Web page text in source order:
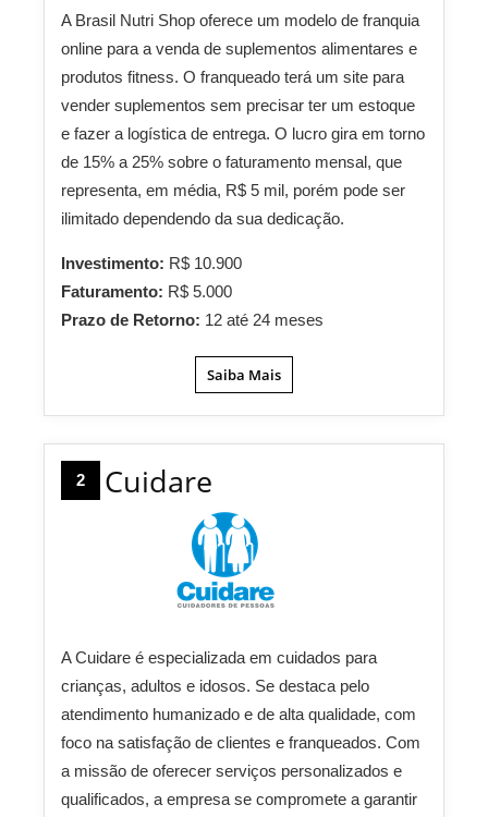
A Brasil Nutri Shop oferece um modelo de franquia
online para a venda de suplementos alimentares e
produtos fitness. O franqueado terá um site para
vender suplementos sem precisar ter um estoque
e fazer a logística de entrega. O lucro gira em torno
de 15% a 25% sobre o faturamento mensal, que
representa, em média, R$ 5 mil, porém pode ser
ilimitado dependendo da sua dedicação.
Investimento: R$ 10.900
Faturamento: R$ 5.000
Prazo de Retorno: 12 até 24 meses
Saiba Mais
2 Cuidare
A Cuidare é especializada em cuidados para
crianças, adultos e idosos. Se destaca pelo
atendimento humanizado e de alta qualidade, com
foco na satisfação de clientes e franqueados. Com
a missão de oferecer serviços personalizados e
qualificados, a empresa se compromete a garantir